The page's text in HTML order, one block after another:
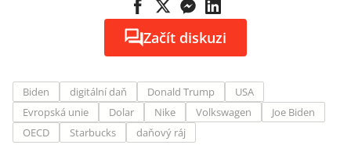
Začít diskuzi
Biden digitální daň Donald Trump
USA
Evropská unie
Dolar Nike Volkswagen
Joe Biden
OECD
Starbucks daňový ráj